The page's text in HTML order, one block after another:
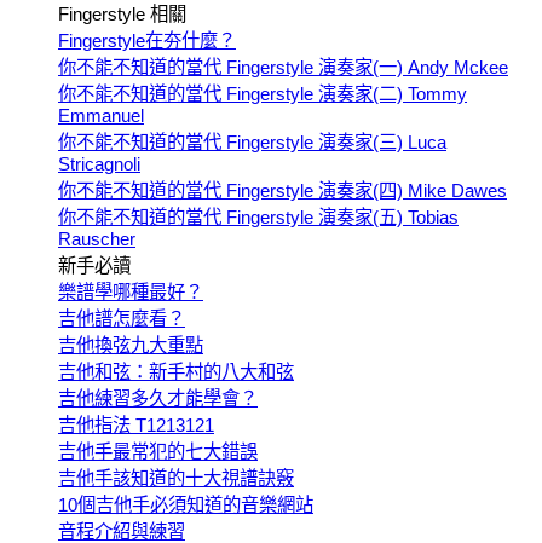
Fingerstyle 相關
Fingerstyle在夯什麼？
你不能不知道的當代 Fingerstyle 演奏家(一) Andy Mckee
你不能不知道的當代 Fingerstyle 演奏家(二) Tommy
Emmanuel
你不能不知道的當代 Fingerstyle 演奏家(三) Luca
Stricagnoli
你不能不知道的當代 Fingerstyle 演奏家(四) Mike Dawes
你不能不知道的當代 Fingerstyle 演奏家(五) Tobias
Rauscher
新手必讀
樂譜學哪種最好？
吉他譜怎麼看？
吉他換弦九大重點
吉他和弦：新手村的八大和弦
吉他練習多久才能學會？
吉他指法 T1213121
吉他手最常犯的七大錯誤
吉他手該知道的十大視譜訣竅
10個吉他手必須知道的音樂網站
音程介紹與練習